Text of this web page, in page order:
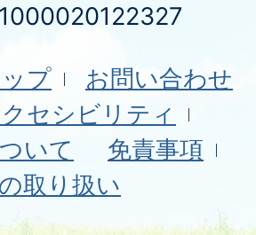
プ
お問い合わせ
セシビリティ
いて
免責事項
取り扱い